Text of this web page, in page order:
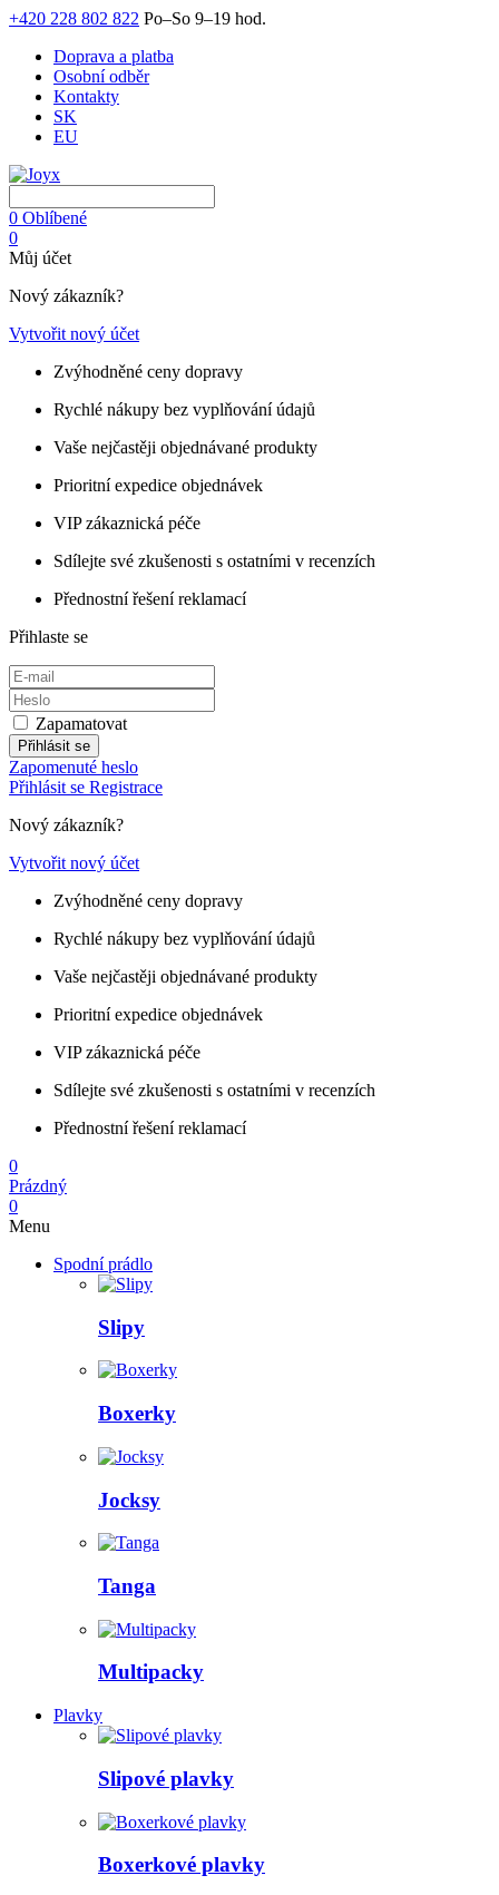
+420 228 802 822 Po–So 9–19 hod.
Doprava a platba
Osobní odběr
Kontakty
SK
EU
0 Oblíbené
0
Můj účet
Nový zákazník?
Vytvořit nový účet
Zvýhodněné ceny dopravy
Rychlé nákupy bez vyplňování údajů
Vaše nejčastěji objednávané produkty
Prioritní expedice objednávek
VIP zákaznická péče
Sdílejte své zkušenosti s ostatními v recenzích
Přednostní řešení reklamací
Přihlaste se
Zapamatovat
Přihlásit se
Zapomenuté heslo
Přihlásit se Registrace
Nový zákazník?
Vytvořit nový účet
Zvýhodněné ceny dopravy
Rychlé nákupy bez vyplňování údajů
Vaše nejčastěji objednávané produkty
Prioritní expedice objednávek
VIP zákaznická péče
Sdílejte své zkušenosti s ostatními v recenzích
Přednostní řešení reklamací
0
Prázdný
0
Menu
Spodní prádlo
Slipy
Boxerky
Jocksy
Tanga
Multipacky
Plavky
Slipové plavky
Boxerkové plavky